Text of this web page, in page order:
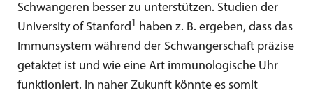
Schwangeren besser zu unterstützen. Studien der
University of Stanford 1
haben z. B. ergeben, dass das
Immunsystem während der Schwangerschaft präzise
getaktet ist und wie eine Art immunologische Uhr
funktioniert. In naher Zukunft könnte es somit